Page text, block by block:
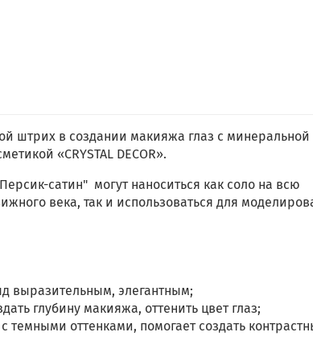
штрих в создании макияжа глаз с минеральной
«CRYSTAL DECOR».
сатин" могут наноситься как соло на всю
века, так и использоваться для
выразительным, элегантным;
глубину макияжа, оттенить цвет глаз;
темными оттенками, помогает создать